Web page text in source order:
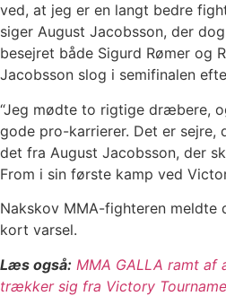
ved, at jeg er en langt bedre
siger August Jacobsson, der
besejret både Sigurd Rømer og
Jacobsson slog i semifinalen
“Jeg mødte to rigtige dræbere,
gode pro-karrierer. Det er sejre,
det fra August Jacobsson, der
From i sin første kamp ved
Nakskov MMA-fighteren meldte
kort varsel.
Læs også: MMA GALLA ramt
trækker sig fra Victory